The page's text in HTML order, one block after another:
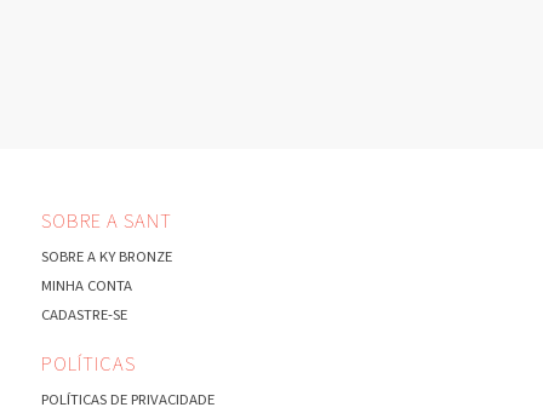
SOBRE A SANT
SOBRE A KY BRONZE
MINHA CONTA
CADASTRE-SE
POLÍTICAS
POLÍTICAS DE PRIVACIDADE